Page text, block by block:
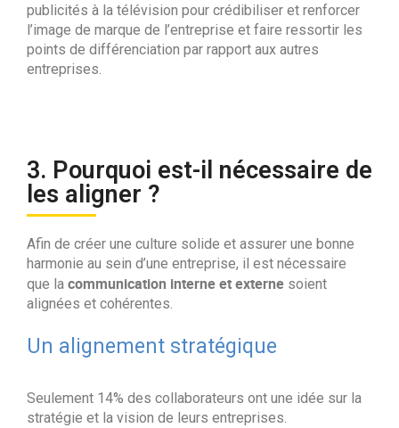
publicités à la télévision pour crédibiliser et renforcer
l’image de marque de l’entreprise et faire ressortir les
points de différenciation par rapport aux autres
entreprises.
3. Pourquoi est-il nécessaire de
les aligner ?
Afin de créer une culture solide et assurer une bonne
harmonie au sein d’une entreprise, il est nécessaire
que la communication interne et externe soient
alignées et cohérentes.
Un alignement stratégique
Seulement 14% des collaborateurs ont une idée sur la
stratégie et la vision de leurs entreprises.